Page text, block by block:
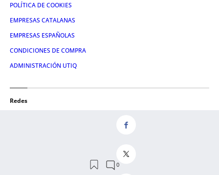
POLÍTICA DE COOKIES
EMPRESAS CATALANAS
EMPRESAS ESPAÑOLAS
CONDICIONES DE COMPRA
ADMINISTRACIÓN UTIQ
Redes